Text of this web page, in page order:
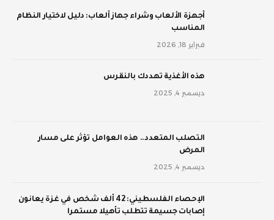
أجهزة الألعاب وشراء جهاز ألعاب: دليل لاختيار النظام
المناسب
فبراير 18, 2026
‫هذه الأغذية تهددك بالنقرس
ديسمبر 4, 2025
‫التصلب المتعدد.. هذه العوامل تؤثر على مسار
المرض
ديسمبر 4, 2025
الإحصاء الفلسطيني: 42 ألف شخص في غزة يعانون
إصابات جسيمة تتطلب تأهيلا مستمرا